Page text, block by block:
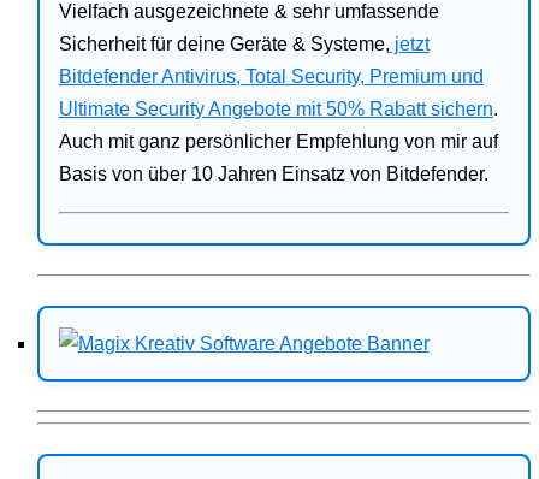
Vielfach ausgezeichnete & sehr umfassende
Sicherheit für deine Geräte & Systeme, jetzt
Bitdefender Antivirus, Total Security, Premium und
Ultimate Security Angebote mit 50% Rabatt sichern.
Auch mit ganz persönlicher Empfehlung von mir auf
Basis von über 10 Jahren Einsatz von Bitdefender.